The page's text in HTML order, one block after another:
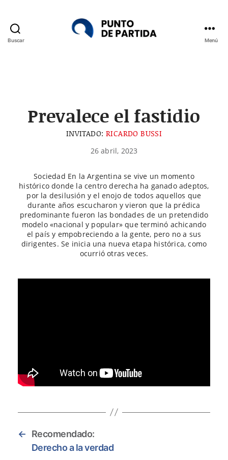
Buscar Menú
Prevalece el fastidio
INVITADO: RICARDO BUSSI
26 abril, 2023
Sociedad En la Argentina se vive un momento
histórico donde la centro derecha ha ganado adeptos,
por la desilusión y el enojo de todos aquellos que
durante años escucharon y vieron que la prédica
predominante fueron las bondades de un pretendido
modelo «nacional y popular» que terminó achicando
el país y empobreciendo a la gente, pero no a sus
dirigentes. Se inicia una nueva etapa histórica, como
ocurrió otras veces.
←
Recomendado:
Derecho a la verdad